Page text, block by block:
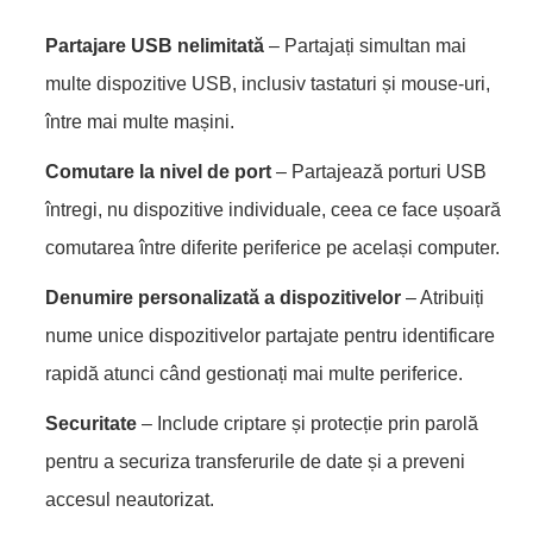
Partajare USB nelimitată – Partajați simultan mai
multe dispozitive USB, inclusiv tastaturi și mouse-uri,
între mai multe mașini.
Comutare la nivel de port – Partajează porturi USB
întregi, nu dispozitive individuale, ceea ce face ușoară
comutarea între diferite periferice pe același computer.
Denumire personalizată a dispozitivelor – Atribuiți
nume unice dispozitivelor partajate pentru identificare
rapidă atunci când gestionați mai multe periferice.
Securitate – Include criptare și protecție prin parolă
pentru a securiza transferurile de date și a preveni
accesul neautorizat.